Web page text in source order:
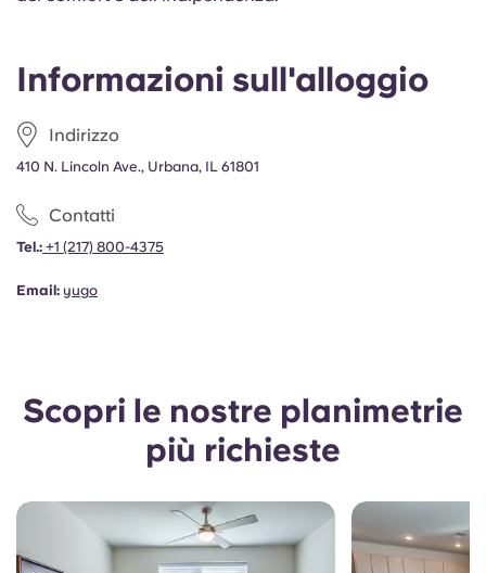
Informazioni sull'alloggio
Indirizzo
410 N. Lincoln Ave., Urbana, IL 61801
Contatti
Tel.: +1 (217) 800-4375
Email: yugo
Scopri le nostre planimetrie
più richieste